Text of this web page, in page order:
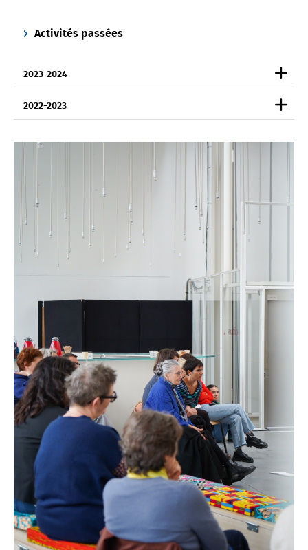
Activités passées
2023-2024
2022-2023